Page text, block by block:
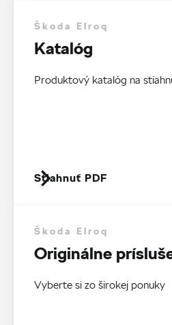
Škoda Elroq
Katalóg
Produktový katalóg na
Stiahnuť PDF
Škoda Elroq
Originálne
Vyberte si zo širokej ponuky